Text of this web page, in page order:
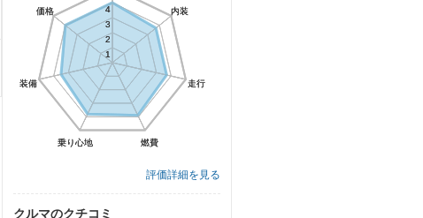
内装
走行
燃費
乗り心地
装備
価格
1
2
3
4 内装
走行
燃費
乗り心地
装備
価格
1
2
3
4
評価詳細を見る
クルマのクチコミ